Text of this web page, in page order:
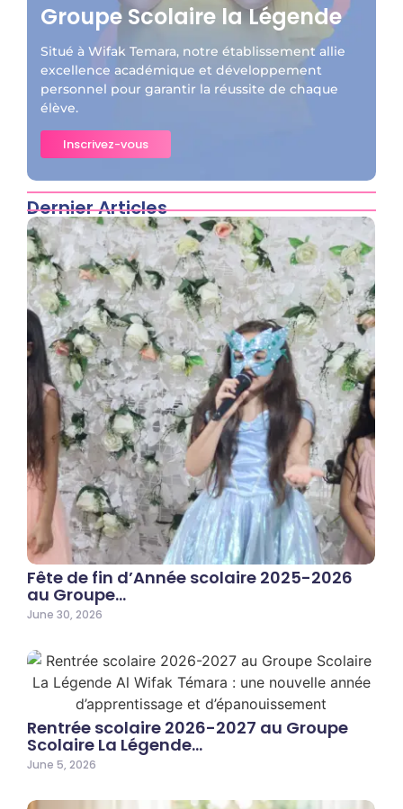
Groupe Scolaire la Légende
Situé à Wifak Temara, notre établissement allie
excellence académique et développement
personnel pour garantir la réussite de chaque
élève.
Inscrivez-vous
Dernier Articles
Fête de fin d’Année scolaire 2025-2026
au Groupe…
June 30, 2026
Rentrée scolaire 2026-2027 au Groupe
Scolaire La Légende…
June 5, 2026